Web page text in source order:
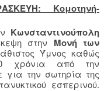
Κομοτηνή-
Κωνσταντινούπολη
στην Μονή των
Ύμνος καθώς
χρόνια από την
για την σωτηρία της
εσπερινού.